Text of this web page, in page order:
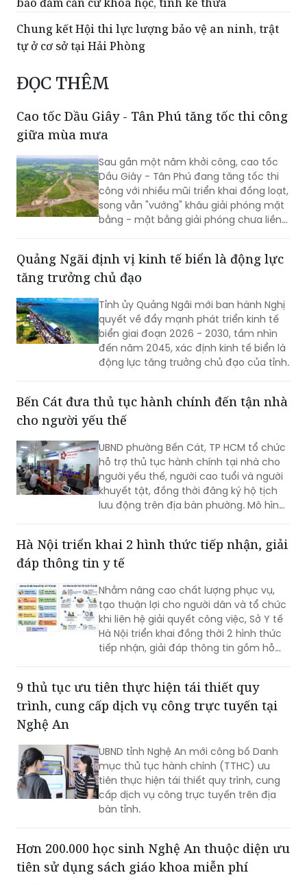
Chung kết Hội thi lực lượng bảo vệ an ninh, trật
tự ở cơ sở tại Hải Phòng
ĐỌC THÊM
Cao tốc Dầu Giây - Tân Phú tăng tốc thi công
giữa mùa mưa
Sau gần một năm khởi công, cao tốc
Dầu Giây - Tân Phú đang tăng tốc thi
công với nhiều mũi triển khai đồng loạt,
song vẫn "vướng" khâu giải phóng mặt
bằng - mặt bằng giải phóng chưa liền
Quảng Ngãi định vị kinh tế biển là động lực
tăng trưởng chủ đạo
Tỉnh ủy Quảng Ngãi mới ban hành Nghị
quyết về đẩy mạnh phát triển kinh tế
biển giai đoạn 2026 - 2030, tầm nhìn
đến năm 2045, xác định kinh tế biển là
động lực tăng trưởng chủ đạo của tỉnh.
Bến Cát đưa thủ tục hành chính đến tận nhà
cho người yếu thế
UBND phường Bến Cát, TP HCM tổ chức
hỗ trợ thủ tục hành chính tại nhà cho
người yếu thế, người cao tuổi và người
khuyết tật, đồng thời đăng ký hộ tịch
lưu động trên địa bàn phường. Mô hình
Hà Nội triển khai 2 hình thức tiếp nhận, giải
đáp thông tin y tế
Nhằm nâng cao chất lượng phục vụ,
tạo thuận lợi cho người dân và tổ chức
khi liên hệ giải quyết công việc, Sở Y tế
Hà Nội triển khai đồng thời 2 hình thức
tiếp nhận, giải đáp thông tin gồm hỗ
9 thủ tục ưu tiên thực hiện tái thiết quy
trình, cung cấp dịch vụ công trực tuyến tại
Nghệ An
UBND tỉnh Nghệ An mới công bố Danh
mục thủ tục hành chính (TTHC) ưu
tiên thực hiện tái thiết quy trình, cung
cấp dịch vụ công trực tuyến trên địa
bàn tỉnh.
Hơn 200.000 học sinh Nghệ An thuộc diện ưu
tiên sử dụng sách giáo khoa miễn phí